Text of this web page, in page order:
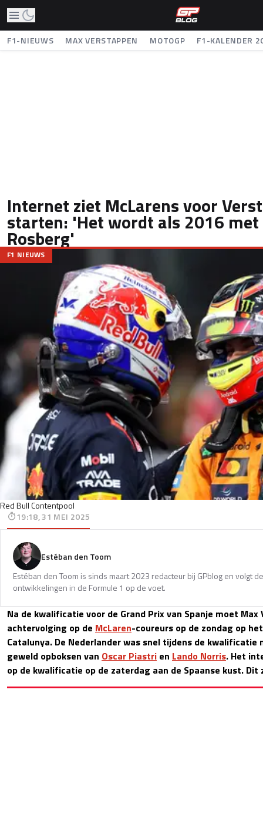
F1-NIEUWS MAX VERSTAPPEN MOTOGP F1-KALENDER
Internet ziet McLarens voor
starten: 'Het wordt als 2016
Rosberg'
Red Bull Contentpool
F1 NIEUWS
19:18, 31 MEI 2025
Estéban den Toom
Estéban den Toom is sinds maart 2023 redacteur bij GPblog en volgt
ontwikkelingen in de Formule 1 op de voet.
Na de kwalificatie voor de Grand Prix van Spanje moet Max
achtervolging op de McLaren-coureurs op de zondag op
Catalunya. De Nederlander was snel tijdens de
geweld opboksen van Oscar Piastri en Lando Norris. Het
op de kwalificatie op de zaterdag aan de Spaanse kust.